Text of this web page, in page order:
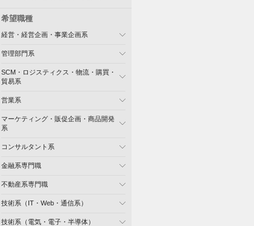
希望職種
経営・経営企画・事業企画系
管理部門系
SCM・ロジスティクス・物流・購買・
貿易系
営業系
マーケティング・販促企画・商品開発
系
コンサルタント系
金融系専門職
不動産系専門職
技術系（IT・Web・通信系）
技術系（電気・電子・半導体）